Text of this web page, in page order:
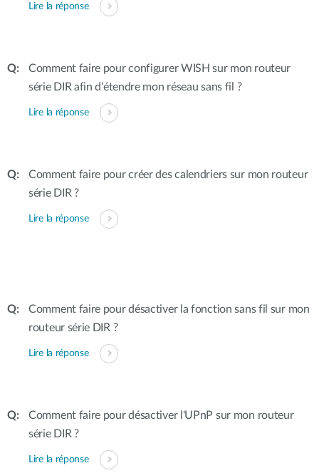
Lire la réponse
Comment faire pour configurer WISH sur mon routeur
série DIR afin d'étendre mon réseau sans fil ?
Lire la réponse
Comment faire pour créer des calendriers sur mon routeur
série DIR ?
Lire la réponse
Comment faire pour désactiver la fonction sans fil sur mon
routeur série DIR ?
Lire la réponse
Comment faire pour désactiver l'UPnP sur mon routeur
série DIR ?
Lire la réponse